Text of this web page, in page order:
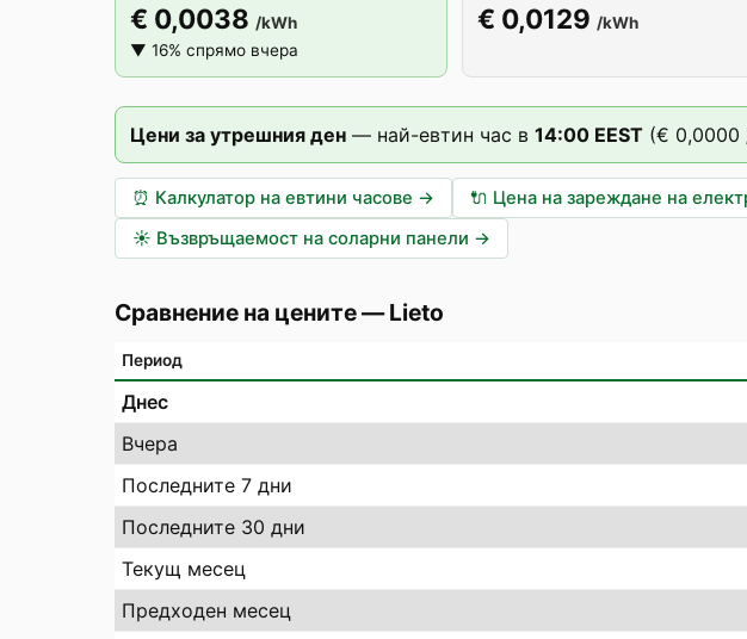
€ 0,0038 /kWh
▼ 16% спрямо вчера
€ 0,0129 /kWh
Цени за утрешния ден — най-евтин час в 14:00 EEST (€ 0,0000
⏰ Калкулатор на евтини часове → 🔌 Цена на зареждане на
☀️ Възвръщаемост на соларни панели →
Сравнение на цените—Lieto
Период
Днес
Вчера
Последните 7 дни
Последните 30 дни
Текущ месец
Предходен месец